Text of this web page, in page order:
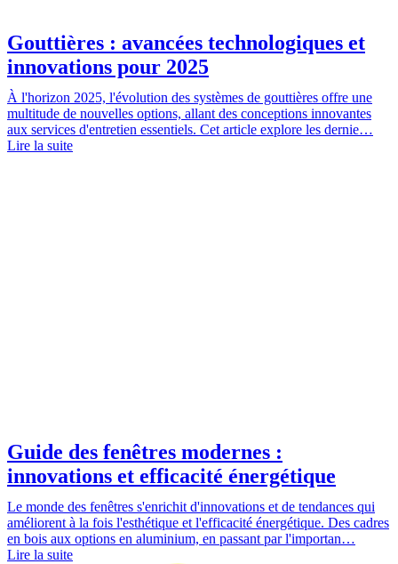
Gouttières : avancées technologiques et
innovations pour 2025
À l'horizon 2025, l'évolution des systèmes de gouttières offre une
multitude de nouvelles options, allant des conceptions innovantes
aux services d'entretien essentiels. Cet article explore les dernie…
Lire la suite
Guide des fenêtres modernes :
innovations et efficacité énergétique
Le monde des fenêtres s'enrichit d'innovations et de tendances qui
améliorent à la fois l'esthétique et l'efficacité énergétique. Des cadres
en bois aux options en aluminium, en passant par l'importan…
Lire la suite